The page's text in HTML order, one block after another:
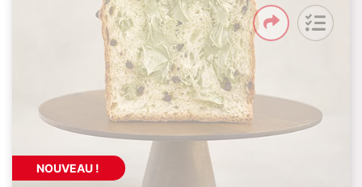
NOUVEAU !